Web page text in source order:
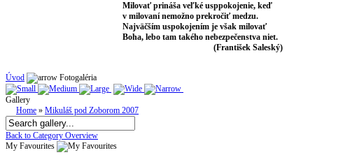
Milovať prináša veľké usppokojenie, keď
v milovaní nemožno prekročiť medzu.
Najväčším uspokojením je však milovať
Boha, lebo tam takého nebezpečenstva niet.
(František Saleský)
Úvod Fotogaléria
Gallery
Home » Mikuláš pod Zoborom 2007
Back to Category Overview
My Favourites